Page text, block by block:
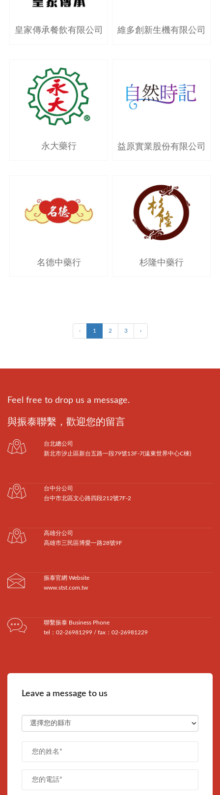
皇家傳承餐飲有限公司 維多創新生機有限公司
永大藥行 益原實業股份有限公司
名德中藥行 杉隆中藥行
‹ 1 2 3 ›
Feel free to drop us a message.
與振泰聯繫，歡迎您的留言
台北總公司
新北市汐止區新台五路一段79號13F-7(遠東世界中心C棟)
台中分公司
台中市北區文心路四段212號7F-2
高雄分公司
高雄市三民區博愛一路28號9F
振泰官網 Website
www.stst.com.tw
聯繫振泰 Business Phone
tel：02-26981299 / fax：02-26981229
Leave a message to us